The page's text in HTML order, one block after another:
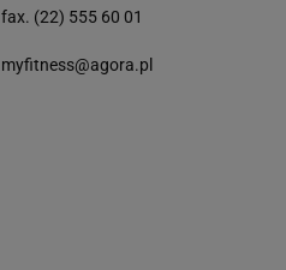
fax. (22) 555 60 01
myfitness@agora.pl